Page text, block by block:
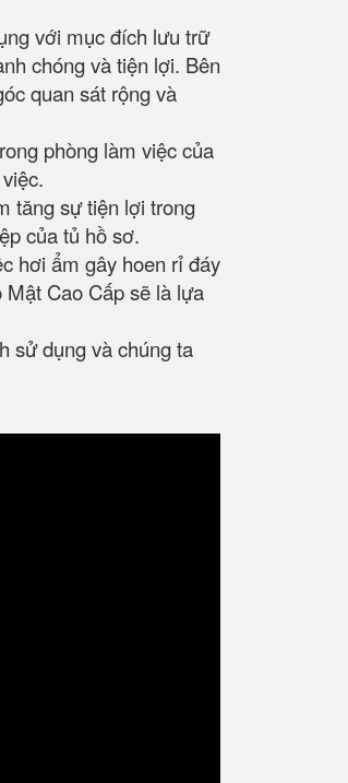
với mục đích lưu trữ
chóng và tiện lợi. Bên
quan sát rộng và
phòng làm việc của
tăng sự tiện lợi trong
của tủ hồ sơ.
hơi ẩm gây hoen rỉ đáy
Cao Cấp sẽ là lựa
sử dụng và chúng ta